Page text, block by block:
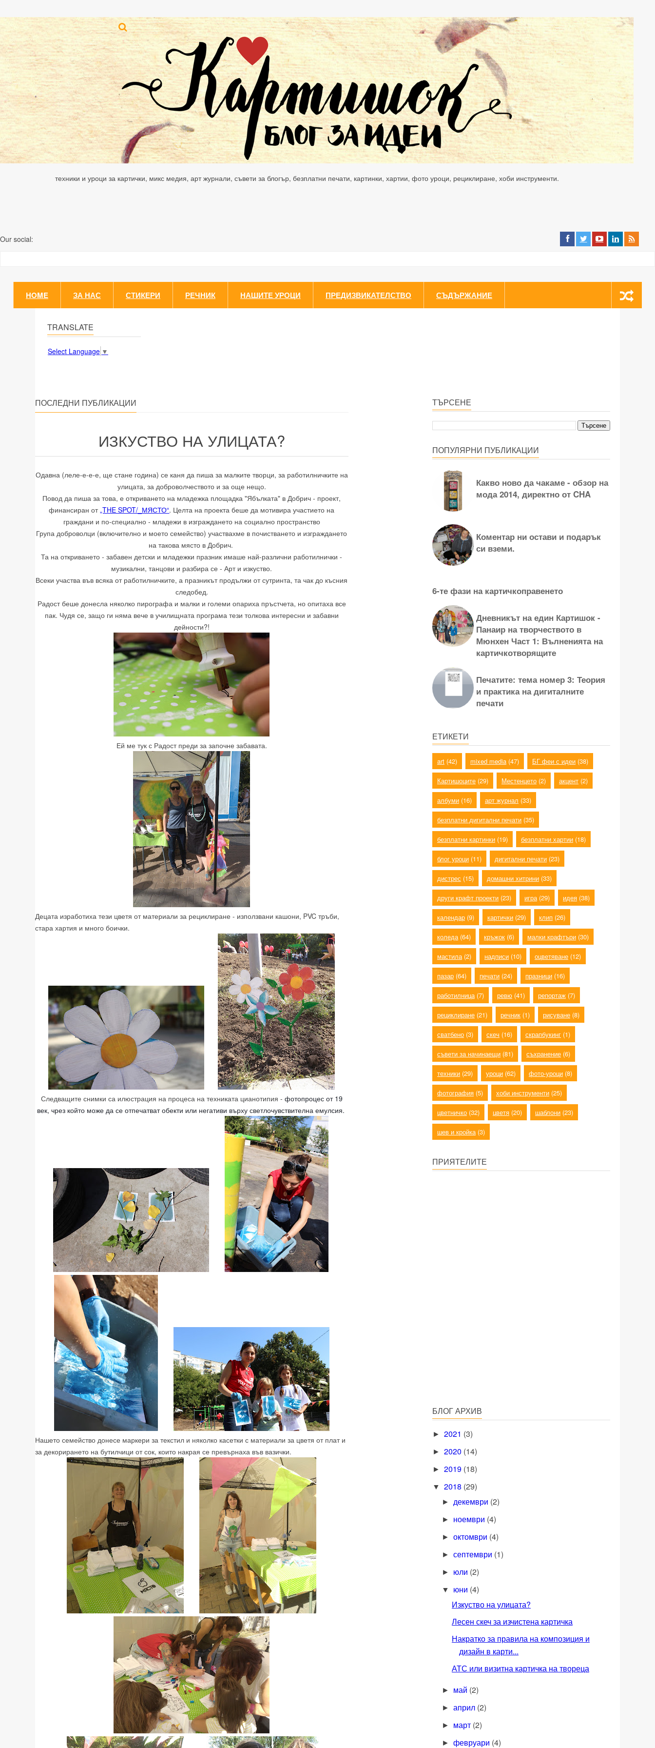
техники и уроци за картички, микс медия, арт журнали, съвети за блогър, безплатни печати, картинки, хартии, фото уроци, рециклиране, хоби инструменти.
Our social:
HOME ЗА НАС СТИКЕРИ РЕЧНИК НАШИТЕ УРОЦИ ПРЕДИЗВИКАТЕЛСТВО СЪДЪРЖАНИЕ
TRANSLATE
Select Language ▼
ПОСЛЕДНИ ПУБЛИКАЦИИ
ИЗКУСТВО НА УЛИЦАТА?
Одавна (леле-е-е-е, ще стане година) се каня да пиша за малките творци, за работилничките на
улицата, за доброволчеството и за още нещо.
Повод да пиша за това, е откриването на младежка площадка "Ябълката" в Добрич - проект,
финансиран от„THE SPOT/_МЯСТО“. Целта на проекта беше да мотивира участието на
граждани и по-специално - младежи в изграждането на социално пространство
Група доброволци (включително и моето семейство) участвахме в почистването и изграждането
на такова място в Добрич.
Та на откриването - забавен детски и младежки празник имаше най-различни работилнички -
музикални, танцови и разбира се - Арт и изкуство.
Всеки участва във всяка от работилничките, а празникът продължи от сутринта, та чак до късния
следобед.
Радост беше донесла няколко пирографа и малки и големи опариха пръстчета, но опитаха все
пак. Чудя се, защо ги няма вече в училищната програма тези толкова интересни и забавни
дейности?!
Ей ме тук с Радост преди за започне забавата.
Децата изработиха тези цветя от материали за рециклиране - използвани кашони, PVC тръби,
стара хартия и много боички.
Следващите снимки са илюстрация на процеса на техниката цианотипия - фотопроцес от 19
век, чрез който може да се отпечатват обекти или негативи върху светлочувствителна емулсия.
Нашето семейство донесе маркери за текстил и няколко касетки с материали за цветя от плат и
за декорирането на бутилчици от сок, които накрая се превърнаха във вазички.
ТЪРСЕНЕ
ПОПУЛЯРНИ ПУБЛИКАЦИИ
Какво ново да чакаме - обзор на
мода 2014, директно от CHA
Коментар ни остави и подарък
си вземи.
6-те фази на картичкоправенето
Дневникът на един Картишок -
Панаир на творчеството в
Мюнхен Част 1: Вълненията на
картичкотворящите
Печатите: тема номер 3: Теория
и практика на дигиталните
печати
ЕТИКЕТИ
art (42) mixed media (47) БГ феи с идеи (38)
Картишоците (29) Местенцето (2) акцент (2)
албуми (16) арт журнал (33)
безплатни дигитални печати (35)
безплатни картинки (19) безплатни хартии (18)
блог уроци (11) дигитални печати (23)
дистрес (15) домашни хитрини (33)
други крафт проекти (23) игра (29) идея (38)
календар (9) картички (29) клип (26)
коледа (64) кръжок (6) малки крафтъри (30)
мастила (2) надписи (10) оцветяване (12)
пазар (64) печати (24) празници (16)
работилница (7) ревю (41) репортаж (7)
рециклиране (21) речник (1) рисуване (8)
сватбено (3) скеч (16) скрапбукинг (1)
съвети за начинаещи (81) съхранение (6)
техники (29) уроци (62) фото-уроци (8)
фотография (5) хоби инструменти (25)
цветничко (32) цветя (20) шаблони (23)
шев и кройка (3)
ПРИЯТЕЛИТЕ
БЛОГ АРХИВ
► 2021 (3)
► 2020 (14)
► 2019 (18)
▼ 2018 (29)
► декември (2)
► ноември (4)
►октомври (4)
►септември (1)
► юли (2)
▼ юни (4)
Изкуство на улицата?
Лесен скеч за изчистена картичка
Накратко за правила на композиция и
дизайн в карти...
АТС или визитна картичка на твореца
► май (2)
►април (2)
► март (2)
►февруари (4)